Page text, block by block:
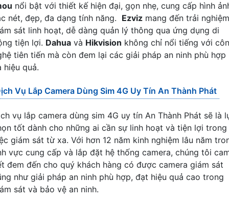
nổi bật với thiết kế hiện đại, gọn nhẹ, cung cấp hình
nét, đẹp, đa dạng tính năng. Ezviz mang đến trải nghiệm
sát linh hoạt, dễ dàng quản lý thông qua ứng dụng di
tiện lợi. Dahua và Hikvision không chỉ nổi tiếng với
tiên tiến mà còn đem lại các giải pháp an ninh phù hợp
hiệu quả.
Vụ Lắp Camera Dùng Sim 4G Uy Tín An Thành Phát
vụ lắp camera dùng sim 4G uy tín An Thành Phát sẽ là
tốt dành cho những ai cần sự linh hoạt và tiện lợi trong
giám sát từ xa. Với hơn 12 năm kinh nghiệm lâu năm
vực cung cấp và lắp đặt hệ thống camera, chúng tôi
đem đến cho quý khách hàng có được camera giám sát
như giải pháp an ninh phù hợp, đạt hiệu quả cao trong
sát và bảo vệ an ninh.